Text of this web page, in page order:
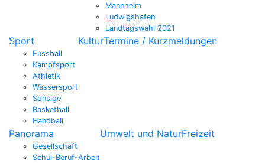
Mannheim
Ludwigshafen
Landtagswahl 2021
Sport
Fussball
Kampfsport
Athletik
Wassersport
Sonsige
Basketball
Handball
KulturTermine / Kurzmeldungen
Panorama
Gesellschaft
Schul-Beruf-Arbeit
Umwelt und NaturFreizeit